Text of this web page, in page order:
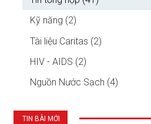
Kỹ năng (2)
Tài liệu Caritas (2)
HIV - AIDS (2)
Nguồn Nước Sạch (4)
TIN BÀI MỚI